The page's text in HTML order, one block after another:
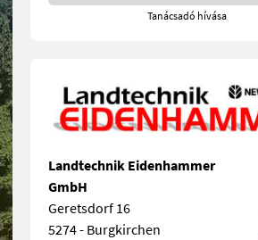
Tanácsadó hívása
Landtechnik Eidenhammer
GmbH
Geretsdorf 16
5274 - Burgkirchen